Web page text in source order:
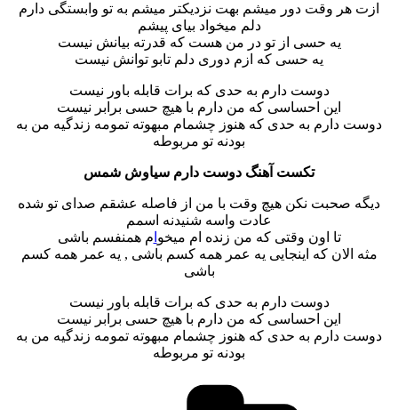
ازت هر وقت دور میشم بهت نزدیکتر میشم به تو وابستگی دارم
دلم میخواد بیای پیشم
یه حسی از تو در من هست که قدرته بیانش نیست
یه حسی که ازم دوری دلم تابو توانش نیست
دوست دارم به حدی که برات قابله باور نیست
این احساسی که من دارم با هیچ حسی برابر نیست
دوست دارم به حدی که هنوز چشمام مبهوته تمومه زندگیه من به
بودنه تو مربوطه
تکست آهنگ دوست دارم سیاوش شمس
دیگه صحبت نکن هیچ وقت با من از فاصله عشقم صدای تو شده
عادت واسه شنیدنه اسمم
تا اون وقتی که من زنده ام میخو م همنفسم باشی
مثه الان که اینجایی یه عمر همه کسم باشی , یه عمر همه کسم
باشی
دوست دارم به حدی که برات قابله باور نیست
این احساسی که من دارم با هیچ حسی برابر نیست
دوست دارم به حدی که هنوز چشمام مبهوته تمومه زندگیه من به
بودنه تو مربوطه